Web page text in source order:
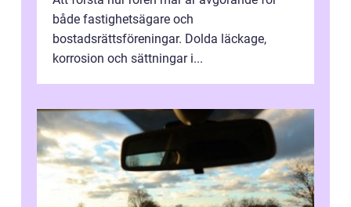
både fastighetsägare och
bostadsrättsföreningar. Dolda läckage,
korrosion och sättningar i...